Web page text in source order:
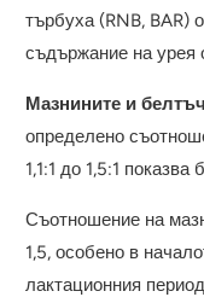
търбуха (RNB, BAR)
съдържание на
Мазнините и
определено
1,1:1 до 1,5:1
Съотношение на
1,5, особено в
лактационния